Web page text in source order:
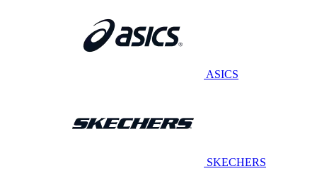
ASICS
SKECHERS